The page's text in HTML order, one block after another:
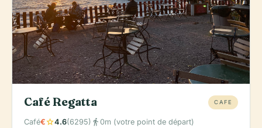
Café Regatta CAFE
Café€star4.6(6295) directions_walk 0m (votre point de départ)